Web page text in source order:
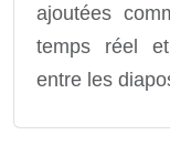
ajoutées
temps réel
entre les